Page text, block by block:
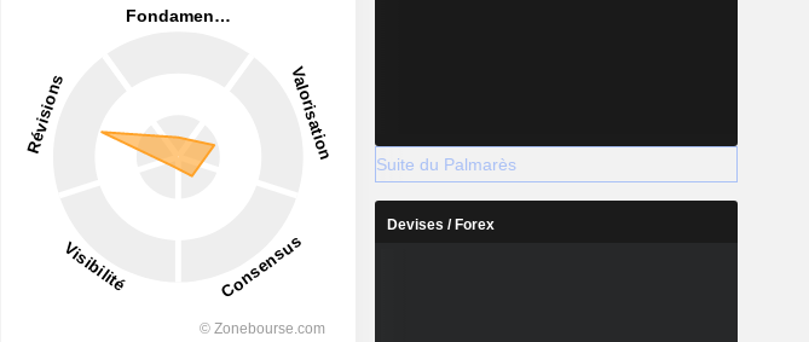
Suite du Palmarès
Devises / Forex